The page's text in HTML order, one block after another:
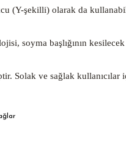
şekilli) olarak da
soyma başlığının
Solak ve sağlak kullanıcılar